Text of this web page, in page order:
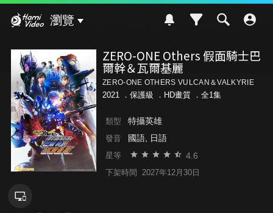
瀏覽
ZERO-ONE Others 假面騎士巴
爾幹＆瓦爾基麗
ZERO-ONE OTHERS VULCAN＆VALKYRIE
2021 ． 保護級 ．HD畫質 ．全1集
類型 特攝英雄
發音 國語, 日語
星等 4.6
下架時間 2027年12月30日